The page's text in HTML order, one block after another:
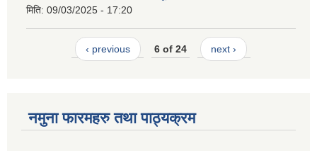
मिति: 09/03/2025 - 17:20
‹ previous 6 of 24 next ›
नमुना फारमहरु तथा पाठ्यक्रम